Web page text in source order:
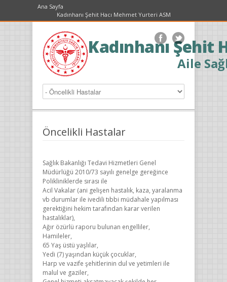
Ana Sayfa
Kadınhanı Şehit Hacı Mehmet Yurteri ASM
Kadınhanı Şehit
Aile
Öncelikli Hastalar
Sağlık Bakanlığı Tedavi Hizmetleri Genel
Müdürlüğü 2010/73 sayılı genelge gereğince
Polikliniklerde sırası ile
Acil Vakalar (ani gelişen hastalık, kaza, yaralanma
vb durumlar ile ivedili tıbbi müdahale yapılması
gerektiğini hekim tarafından karar verilen
hastalıklar),
Ağır özürlü raporu bulunan engelliler,
Hamileler,
65 Yaş üstü yaşlılar,
Yedi (7) yaşından küçük çocuklar,
Harp ve vazife şehitlerinin dul ve yetimleri ile
malul ve gaziler,